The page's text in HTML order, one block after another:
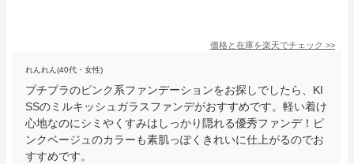
価格と在庫を楽天でチェック >>
れんれん(40代・女性)
プチプラのピンク系ファンデーションをお探しでしたら、KI
SSのミルキッシュガラスファンデがおすすめです。軽い着け
心地なのにシミやくすみはしっかり隠れる優秀ファンデ！ピ
ンクベージュのカラーも素肌っぽくきれいに仕上がるのでお
すすめです。